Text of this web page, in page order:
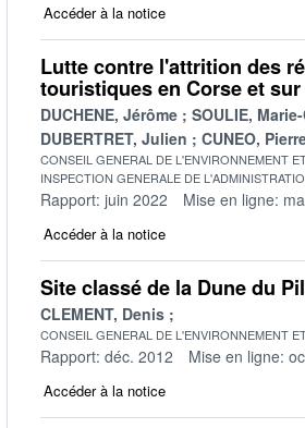
Accéder à la notice
Lutte contre l'attrition des
touristiques en Corse et
DUCHENE, Jérôme SOULIE,
DUBERTRET, Julien
CUNEO,
CONSEIL GENERAL DE L'ENVIRONNEMENT
INSPECTION GENERALE DE
Rapport: juin 2022 Mise en ligne:
Accéder à la notice
Site classé de la Dune du
CLEMENT, Denis
CONSEIL GENERAL DE L'ENVIRONNEMENT
Rapport: déc. 2012 Mise en ligne:
Accéder à la notice